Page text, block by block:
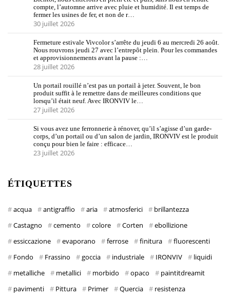
compte, l’automne arrive avec pluie et humidité. Il est temps de
fermer les usines de fer, et non de r…
30 juillet 2026
Fermeture estivale Vivcolor s’arrête du jeudi 6 au mercredi 26 août.
Nous rouvrons jeudi 27 avec l’entrepôt plein. Pour les commandes
et approvisionnements avant la pause :…
28 juillet 2026
Un portail rouillé n’est pas un portail à jeter. Souvent, le bon
produit suffit à le remettre dans de meilleures conditions que
lorsqu’il était neuf. Avec IRONVIV le…
27 juillet 2026
Si vous avez une ferronnerie à rénover, qu’il s’agisse d’un garde-
corps, d’un portail ou d’un salon de jardin, IRONVIV est le produit
conçu pour bien le faire : efficace…
23 juillet 2026
ÉTIQUETTES
acqua antigraffio aria atmosferici
brillantezza
Castagno
cemento colore Corten
ebollizione
essiccazione
evaporano ferrose finitura
fluorescenti
Fondo
Frassino goccia industriale IRONVIV
liquidi
metalliche
metallici morbido opaco
paintitdreamit
pavimenti
Pittura Primer Quercia
resistenza